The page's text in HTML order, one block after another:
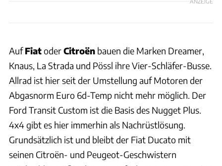
AufFiatoderCitroën bauen die Marken Dreamer,
Knaus, La Strada und Pössl ihre Vier-Schläfer-Busse.
Allrad ist hier seit der Umstellung auf Motoren der
Abgasnorm Euro 6d-Temp nicht mehr möglich. Der
Ford Transit Custom ist die Basis des Nugget Plus.
4x4 gibt es hier immerhin als Nachrüstlösung.
Grundsätzlich ist und bleibt der Fiat Ducato mit
seinen Citroën- und Peugeot-Geschwistern